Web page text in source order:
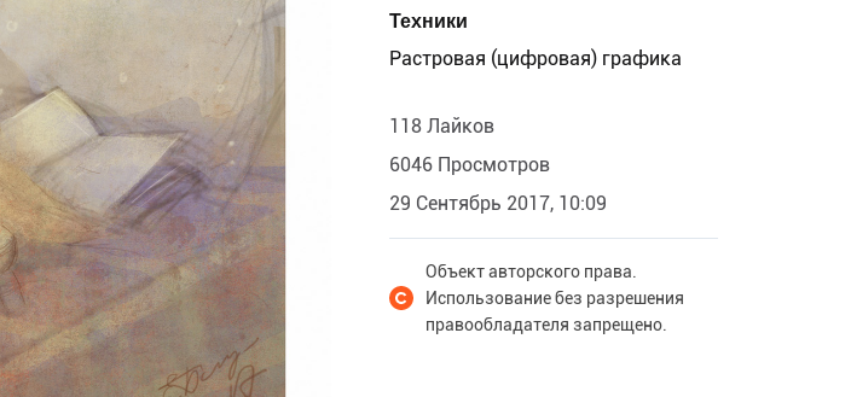
Техники
Растровая (цифровая) графика
118 Лайков
6046 Просмотров
29 Сентябрь 2017, 10:09
Объект авторского права.
Использование без разрешения
правообладателя запрещено.